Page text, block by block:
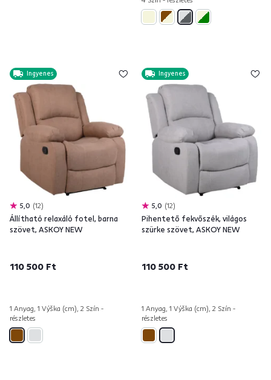
Ingyenes
5,0 12
Állítható relaxáló fotel, barna
szövet, ASKOY NEW
110 500 Ft
1 Anyag, 1 Výška (cm), 2 Szín -
részletes
Ingyenes
5,0 12
Pihentető fekvőszék, világos
szürke szövet, ASKOY NEW
110 500 Ft
1 Anyag, 1 Výška (cm), 2 Szín -
részletes